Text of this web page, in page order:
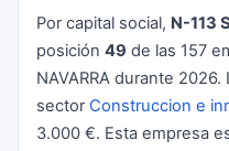
Por capital social, N-113
posición 49 de las 157
NAVARRA durante
sector Construccion e
3.000 €. Esta empresa